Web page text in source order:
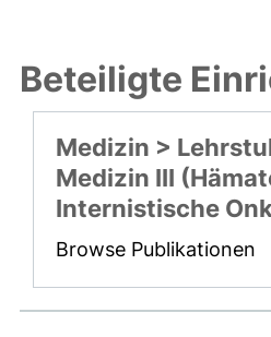
Beteiligte
Medizin >
Medizin III
Internistische
Browse Publikationen